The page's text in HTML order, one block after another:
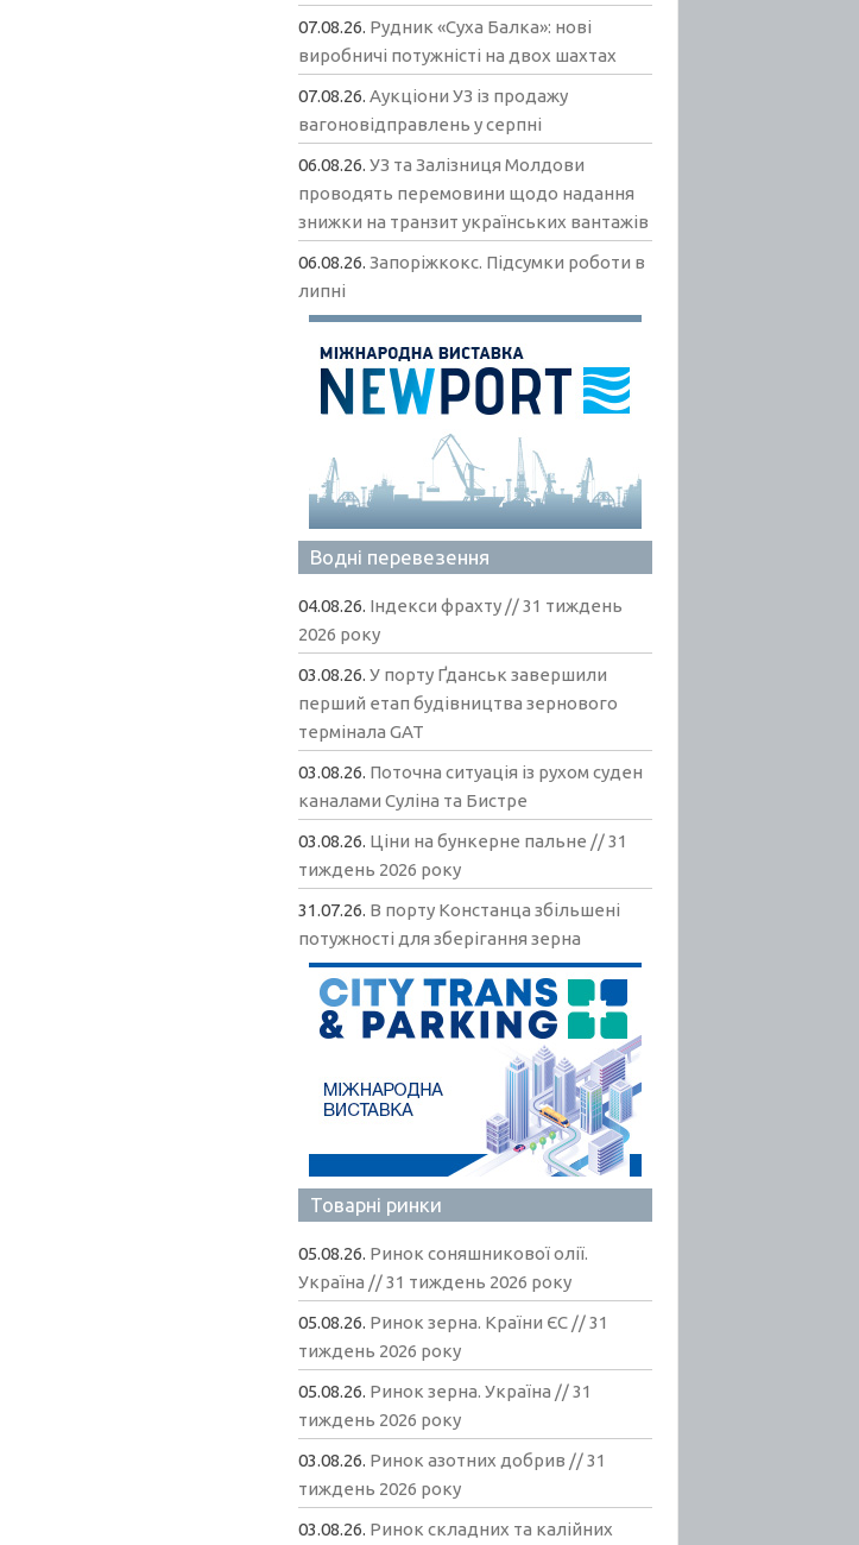
07.08.26. Рудник «Суха Балка»: нові
виробничі потужністі на двох шахтах
07.08.26.Аукціони УЗ із продажу
вагоновідправлень у серпні
06.08.26.УЗ та Залізниця Молдови
проводять перемовини щодо надання
знижки на транзит українських вантажів
06.08.26.Запоріжкокс. Підсумки роботи в
липні
Водні перевезення
04.08.26. Індекси фрахту // 31 тиждень
2026 року
03.08.26.У порту Ґданськ завершили
перший етап будівництва зернового
термінала GAT
03.08.26. Поточна ситуація із рухом суден
каналами Суліна та Бистре
03.08.26. Ціни на бункерне пальне // 31
тиждень 2026 року
31.07.26. В порту Констанца збільшені
потужності для зберігання зерна
Товарні ринки
05.08.26. Ринок соняшникової олії.
Україна // 31 тиждень 2026 року
05.08.26. Ринок зерна. Країни ЄС // 31
тиждень 2026 року
05.08.26. Ринок зерна. Україна // 31
тиждень 2026 року
03.08.26. Ринок азотних добрив // 31
тиждень 2026 року
03.08.26. Ринок складних та калійних